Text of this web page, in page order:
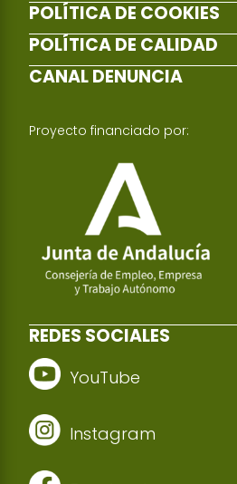
POLÍTICA DE COOKIES
POLÍTICA DE CALIDAD
CANAL DENUNCIA
Proyecto financiado por:
REDES SOCIALES
YouTube
Instagram